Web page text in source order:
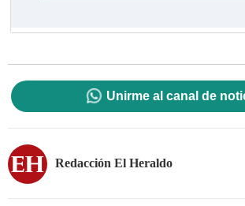
Unirme al canal de
Redacción El Heraldo